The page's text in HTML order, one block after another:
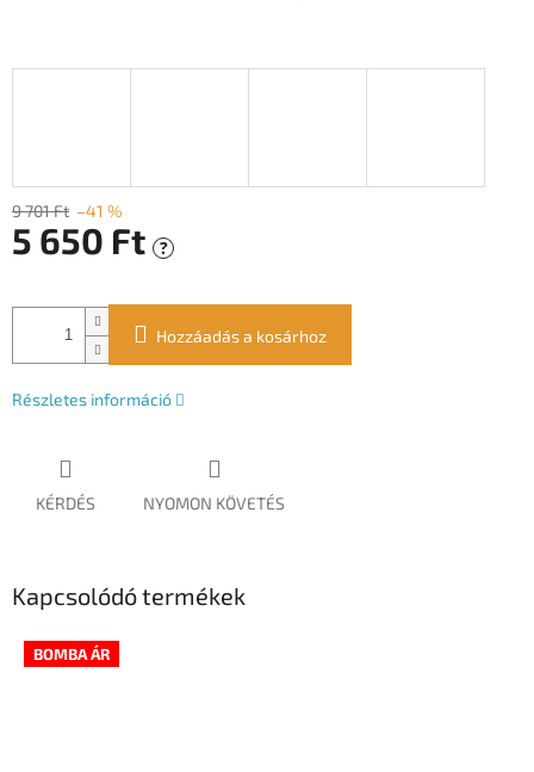
9 701 Ft –41 %
5 650 Ft ?
Hozzáadás a kosárhoz
Részletes információ
KÉRDÉS NYOMON KÖVETÉS
Kapcsolódó termékek
BOMBA ÁR